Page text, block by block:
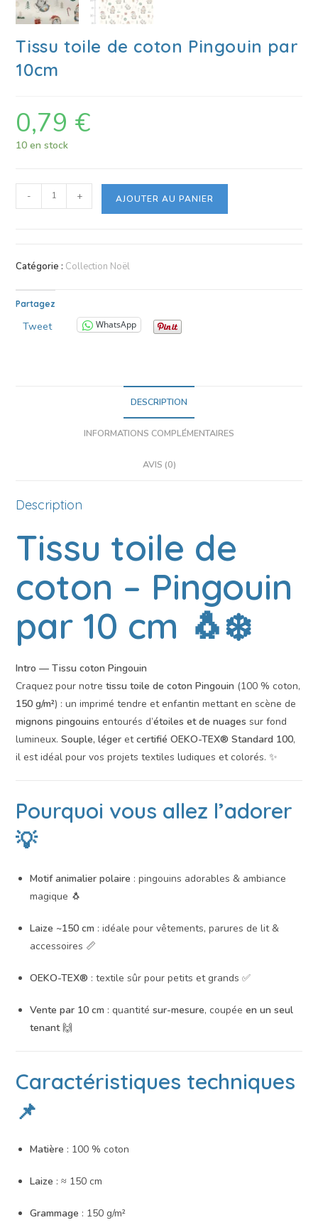
Tissu toile de coton Pingouin par
10cm
0,79 €
10 en stock
- + AJOUTER AU PANIER
Catégorie : Collection Noël
Partagez
Tweet WhatsApp
DESCRIPTION
INFORMATIONS COMPLÉMENTAIRES
AVIS (0)
Description
Tissu toile de
coton – Pingouin
par 10 cm 🐧❄️
Intro — Tissu coton Pingouin
Craquez pour notretissu toile de coton Pingouin (100 % coton,
150 g/m²) : un imprimé tendre et enfantin mettant en scène de
mignons pingouins entourés d’étoiles et de nuages sur fond
lumineux.Souple, léger etcertifié OEKO-TEX® Standard 100,
il est idéal pour vos projets textiles ludiques et colorés. ✨
Pourquoi vous allez l’adorer
💡
Motif animalier polaire : pingouins adorables & ambiance
magique 🐧
Laize ~150 cm : idéale pour vêtements, parures de lit &
accessoires 📏
OEKO-TEX® : textile sûr pour petits et grands ✅
Vente par 10 cm : quantitésur-mesure, coupéeen un seul
tenant🙌
Caractéristiques techniques
📌
Matière : 100 % coton
Laize : ≈ 150 cm
Grammage : 150 g/m²